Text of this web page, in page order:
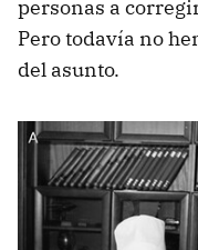
personas a
Pero todavía no
del asunto.